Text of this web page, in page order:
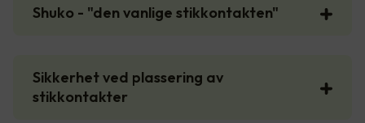
Shuko - "den vanlige stikkontakten"
Sikkerhet ved plassering av
stikkontakter